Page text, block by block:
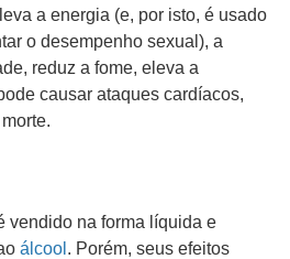
a energia (e, por isto, é usado
o desempenho sexual), a
reduz a fome, eleva a
causar ataques cardíacos,
vendido na forma líquida e
álcool . Porém, seus efeitos